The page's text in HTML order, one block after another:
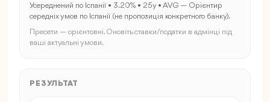
Усереднений по Іспанії • 3.20% • 25y • AVG — Орієнтир
середніх умов по Іспанії (не пропозиція конкретного банку).
Пресети — орієнтовні. Оновіть ставки/податки в адмінці під
ваші актуальні умови.
РЕЗУЛЬТАТ